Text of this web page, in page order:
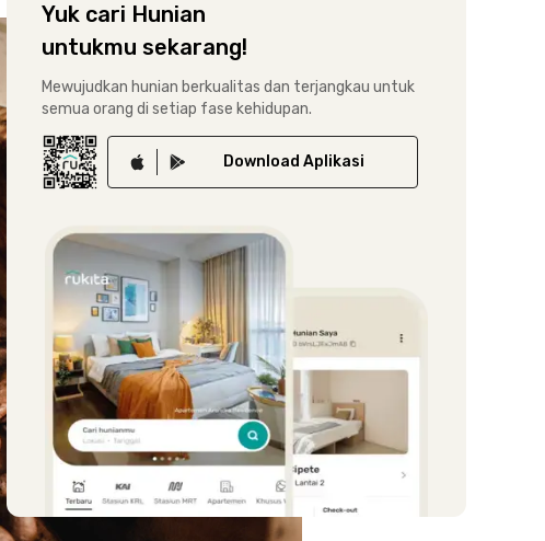
Yuk cari Hunian
untukmu sekarang!
Mewujudkan hunian berkualitas dan terjangkau untuk
semua orang di setiap fase kehidupan.
Download Aplikasi